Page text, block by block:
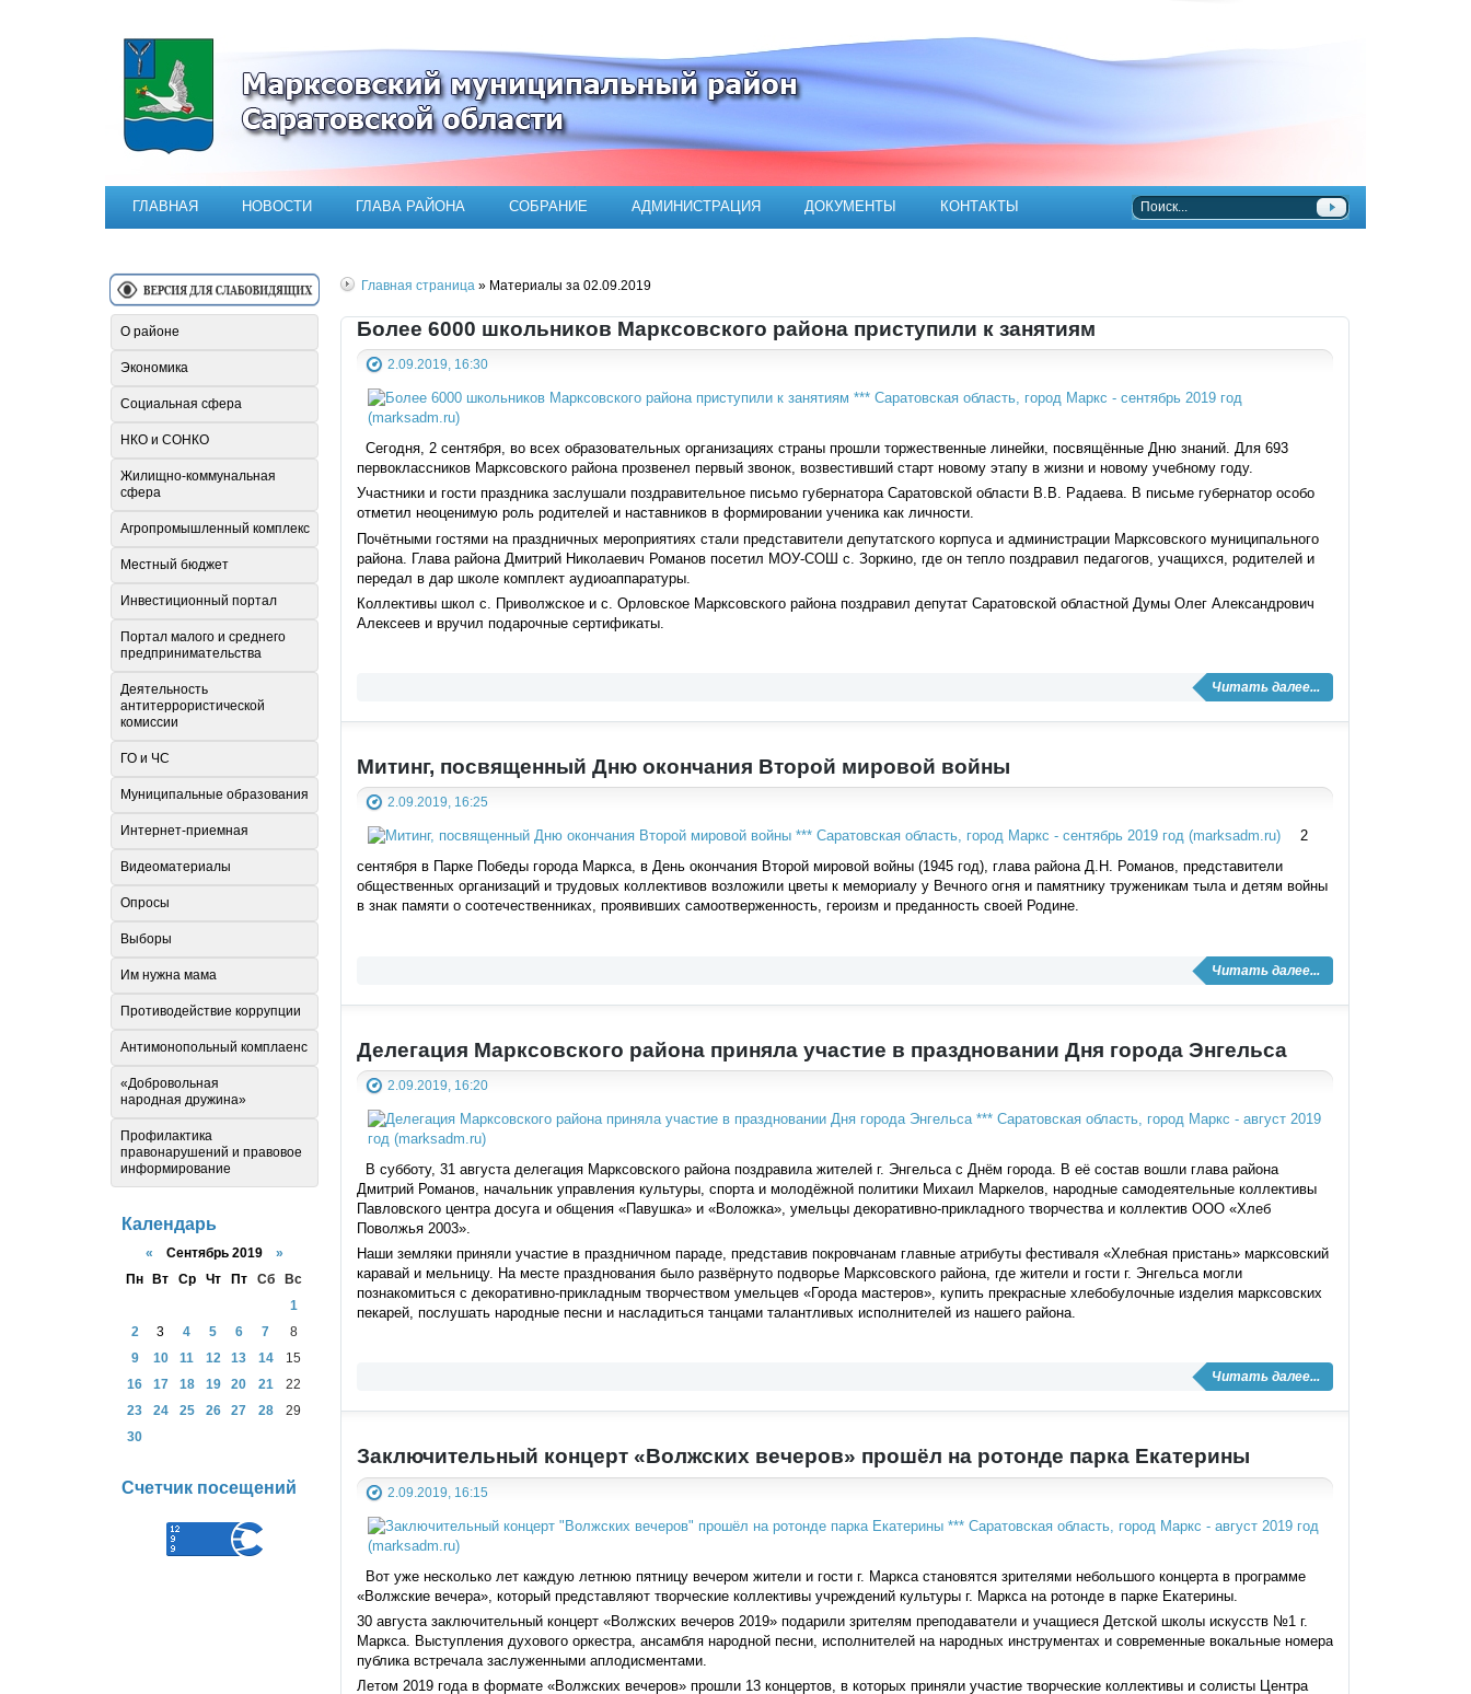
Официальный сайт Марксовского муниципального района
ГЛАВНАЯ НОВОСТИ ГЛАВА РАЙОНА СОБРАНИЕ АДМИНИСТРАЦИЯ ДОКУМЕНТЫ КОНТАКТЫ
Главная страница » Материалы за 02.09.2019
Более 6000 школьников Марксовского района приступили к занятиям
2.09.2019, 16:30
Сегодня, 2 сентября, во всех образовательных организациях страны прошли торжественные линейки, посвящённые Дню знаний. Для 693
первоклассников Марксовского района прозвенел первый звонок, возвестивший старт новому этапу в жизни и новому учебному году.
Участники и гости праздника заслушали поздравительное письмо губернатора Саратовской области В.В. Радаева. В письме губернатор особо
отметил неоценимую роль родителей и наставников в формировании ученика как личности.
Почётными гостями на праздничных мероприятиях стали представители депутатского корпуса и администрации Марксовского муниципального
района. Глава района Дмитрий Николаевич Романов посетил МОУ-СОШ с. Зоркино, где он тепло поздравил педагогов, учащихся, родителей и
передал в дар школе комплект аудиоаппаратуры.
Коллективы школ с. Приволжское и с. Орловское Марксовского района поздравил депутат Саратовской областной Думы Олег Александрович
Алексеев и вручил подарочные сертификаты.
Читать далее...
Митинг, посвященный Дню окончания Второй мировой войны
2.09.2019, 16:25
2
сентября в Парке Победы города Маркса, в День окончания Второй мировой войны (1945 год), глава района Д.Н. Романов, представители
общественных организаций и трудовых коллективов возложили цветы к мемориалу у Вечного огня и памятнику труженикам тыла и детям войны
в знак памяти о соотечественниках, проявивших самоотверженность, героизм и преданность своей Родине.
Читать далее...
Делегация Марксовского района приняла участие в праздновании Дня города Энгельса
2.09.2019, 16:20
В субботу, 31 августа делегация Марксовского района поздравила жителей г. Энгельса с Днём города. В её состав вошли глава района
Дмитрий Романов, начальник управления культуры, спорта и молодёжной политики Михаил Маркелов, народные самодеятельные коллективы
Павловского центра досуга и общения «Павушка» и «Воложка», умельцы декоративно-прикладного творчества и коллектив ООО «Хлеб
Поволжья 2003».
Наши земляки приняли участие в праздничном параде, представив покровчанам главные атрибуты фестиваля «Хлебная пристань» марксовский
каравай и мельницу. На месте празднования было развёрнуто подворье Марксовского района, где жители и гости г. Энгельса могли
познакомиться с декоративно-прикладным творчеством умельцев «Города мастеров», купить прекрасные хлебобулочные изделия марксовских
пекарей, послушать народные песни и насладиться танцами талантливых исполнителей из нашего района.
Читать далее...
Заключительный концерт «Волжских вечеров» прошёл на ротонде парка Екатерины
2.09.2019, 16:15
Вот уже несколько лет каждую летнюю пятницу вечером жители и гости г. Маркса становятся зрителями небольшого концерта в программе
«Волжские вечера», который представляют творческие коллективы учреждений культуры г. Маркса на ротонде в парке Екатерины.
30 августа заключительный концерт «Волжских вечеров 2019» подарили зрителям преподаватели и учащиеся Детской школы искусств №1 г.
Маркса. Выступления духового оркестра, ансамбля народной песни, исполнителей на народных инструментах и современные вокальные номера
публика встречала заслуженными аплодисментами.
Летом 2019 года в формате «Волжских вечеров» прошли 13 концертов, в которых приняли участие творческие коллективы и солисты Центра
О районе
Экономика
Социальная сфера
НКО и СОНКО
Жилищно-коммунальная
сфера
Агропромышленный комплекс
Местный бюджет
Инвестиционный портал
Портал малого и среднего
предпринимательства
Деятельность
антитеррористической
комиссии
ГО и ЧС
Муниципальные образования
Интернет-приемная
Видеоматериалы
Опросы
Выборы
Им нужна мама
Противодействие коррупции
Антимонопольный комплаенс
«Добровольная
народная дружина»
Профилактика
правонарушений и правовое
информирование
Календарь
« Сентябрь 2019 »
Пн
Вт Ср Чт Пт Сб
Вс
1
2
3 4 5 6 7
8
9
10 11 12 13 14
15
16
17 18 19 20 21
22
23
24 25 26 27 28
29
30
Счетчик посещений